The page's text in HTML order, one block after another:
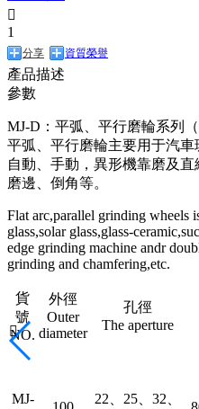

1
分享 資質榮譽
產品描述
參數
MJ-D：平弧、平行磨輪系列
平弧、平行磨輪主要用于汽
自動、手動，異形機靠磨及
磨邊、倒角等。
Flat arc,parallel grinding wheels
glass,solar glass,glass-
edge grinding machine andr
grinding and chamfering,etc.
貨
號
NO.
外徑
Outer
diameter
孔徑
The aperture
MJ-
22、25、32、
